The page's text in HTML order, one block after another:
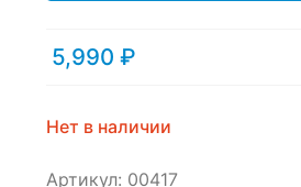
5,990 ₽
Нет в наличии
Артикул: 00417